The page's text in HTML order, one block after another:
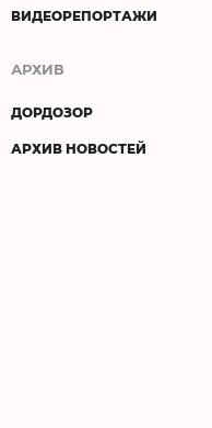
ВИДЕОРЕПОРТАЖИ
АРХИВ
ДОРДОЗОР
АРХИВ НОВОСТЕЙ